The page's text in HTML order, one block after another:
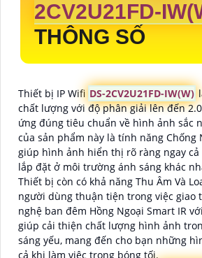
2CV2U21FD-
THÔNG SỐ
Thiết bị IP Wifi DS-2CV2U21FD-IW(W)
chất lượng với độ phân giải lên đến
ứng đúng tiêu chuẩn về hình ảnh sắc
của sản phẩm này là tính năng Chống
giúp hình ảnh hiển thị rõ ràng ngay
lắp đặt ở môi trường ánh sáng khác
Thiết bị còn có khả năng Thu Âm Và
người dùng thuận tiện trong việc giao
nghệ ban đêm Hồng Ngoại Smart IR
giúp cải thiện chất lượng hình ảnh
sáng yếu, mang đến cho bạn những
cả khi làm việc trong bóng tối.